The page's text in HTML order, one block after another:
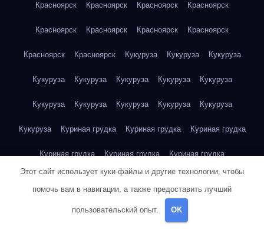
Красноярск Красноярск Красноярск Красноярск
Красноярск Красноярск Красноярск Красноярск
Красноярск Красноярск Кукуруза Кукуруза Кукуруза
Кукуруза Кукуруза Кукуруза Кукуруза Кукуруза
Кукуруза Кукуруза Кукуруза Кукуруза Кукуруза
Кукуруза Куриная грудка Куриная грудка Куриная грудка
Куриная грудка Куриная грудка Куриная грудка
Куриная грудка Куриная грудка
Этот сайт использует куки-файлы и другие технологии, чтобы
помочь вам в навигации, а также предоставить лучший
пользовательский опыт. OK